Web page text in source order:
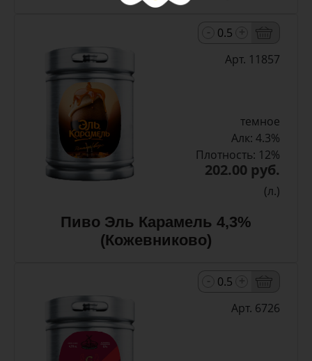
Арт. 11857
темное
Алк: 4.3%
Плотность: 12%
202.00 руб.
(л.)
Пиво Эль Карамель 4,3%
(Кожевниково)
Арт. 6726